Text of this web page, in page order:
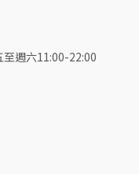
週六11:00-22:00